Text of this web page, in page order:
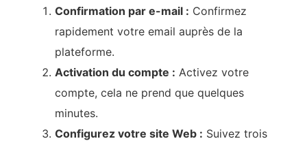
Confirmation par e-mail : Confirmez
rapidement votre email auprès de la
plateforme.
Activation du compte : Activez votre
compte, cela ne prend que quelques
minutes.
Configurez votre site Web : Suivez trois